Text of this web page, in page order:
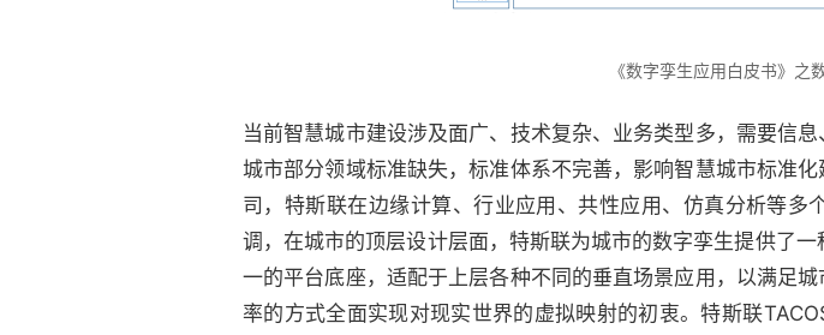
《数字孪生应用白皮书》之
当前智慧城市建设涉及面广、技术复杂、业务类型多，需要信
城市部分领域标准缺失，标准体系不完善，影响智慧城市标准
司，特斯联在边缘计算、行业应用、共性应用、仿真分析等
调，在城市的顶层设计层面，特斯联为城市的数字孪生提供了
一的平台底座，适配于上层各种不同的垂直场景应用，以满足
率的方式全面实现对现实世界的虚拟映射的初衷。特斯联